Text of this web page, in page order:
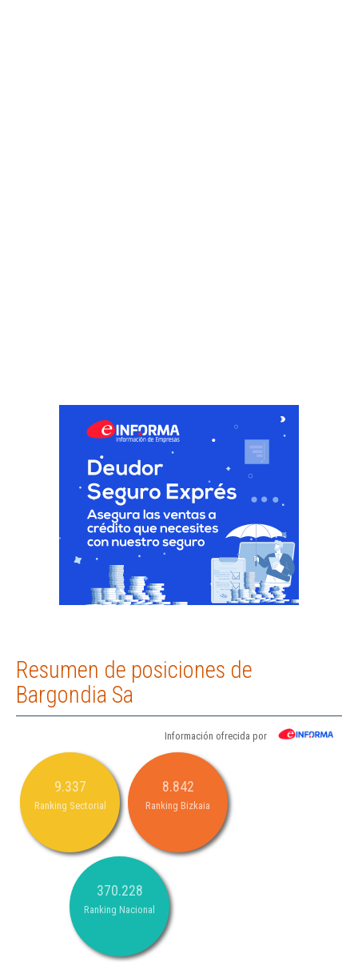
Resumen de posiciones de
Bargondia Sa
Información ofrecida por
9.337
Ranking Sectorial
8.842
Ranking Bizkaia
370.228
Ranking Nacional